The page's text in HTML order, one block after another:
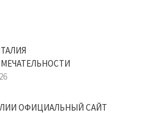
ОФИЦИАЛЬНЫЙ САЙТ